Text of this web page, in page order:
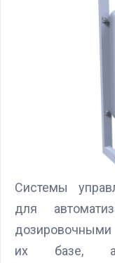
Системы
для
их базе, а